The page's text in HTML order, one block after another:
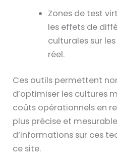
Zones de test
les effets de
culturales sur
réel.
Ces outils permettent
d’optimiser les cultures
coûts opérationnels en
plus précise et
d’informations sur ces
ce site.